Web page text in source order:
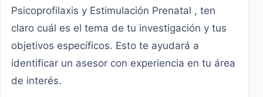
Psicoprofilaxis y Estimulación Prenatal , ten
claro cuál es el tema de tu investigación y tus
objetivos específicos. Esto te ayudará a
identificar un asesor con experiencia en tu área
de interés.